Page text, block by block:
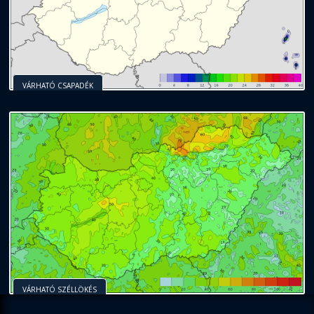
VÁRHATÓ CSAPADÉK
VÁRHATÓ SZÉLLÖKÉS